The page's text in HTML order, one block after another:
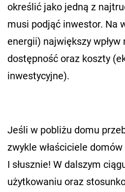
określić jako jedną z
musi podjąć inwestor. Na
energii) największy
dostępność oraz koszty
inwestycyjne).
Jeśli w pobliżu domu
zwykle właściciele
I słusznie! W dalszym
użytkowaniu oraz